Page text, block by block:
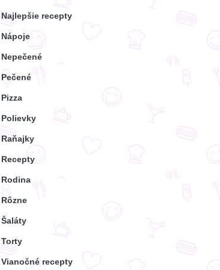
Najlepšie recepty
Nápoje
Nepečené
Pečené
Pizza
Polievky
Raňajky
Recepty
Rodina
Rôzne
Šaláty
Torty
Vianočné recepty